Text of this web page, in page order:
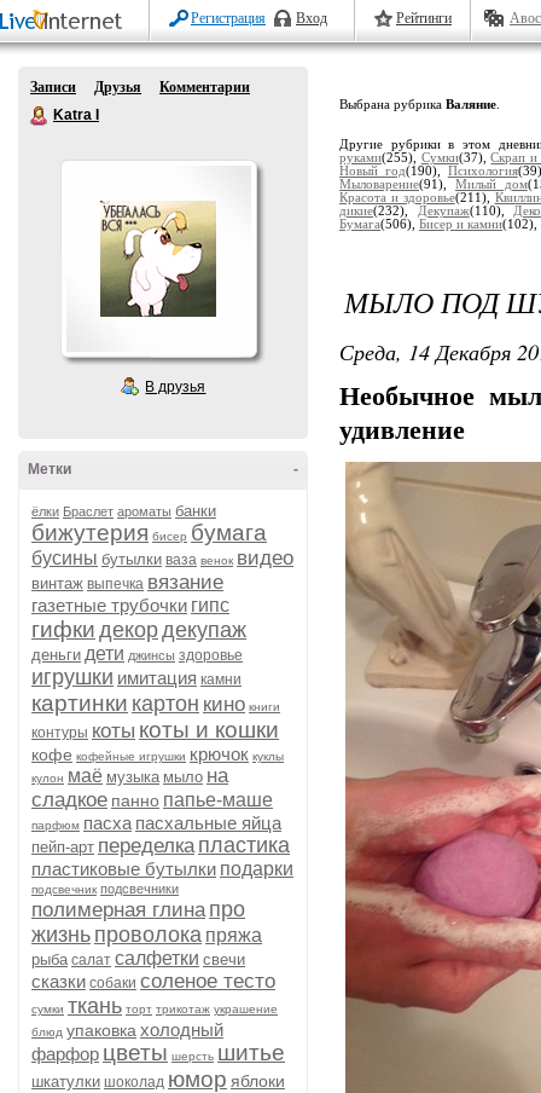
Регистрация Вход Рейтинги
Записи Друзья
Комментарии
Katra I
В друзья
-
Метки
ёлки Браслет ароматы банки
бижутерия бисер бумага
бусины бутылки ваза венок видео
винтаж выпечка вязание
газетные трубочки гипс
гифки декордекупаж
деньги дети джинсы здоровье
игрушки имитация камни
картинки картон кино книги
контуры коты коты и кошки
кофе кофейные игрушки крючок куклы
кулон маё музыка мыло на
сладкое панно папье-маше
парфюм пасха пасхальные яйца
пейп-арт переделка пластика
пластиковые бутылки подарки
подсвечник подсвечники
полимерная глина про
жизнь проволока пряжа
рыба салат салфетки свечи
сказки собаки соленое тесто
сумки ткань торт трикотаж украшение
блюд упаковка холодный
фарфор цветы шерсть шитье
шкатулки шоколад юмор яблоки
Выбрана рубрика Валяние
Другие рубрики в этом
руками(255), Сумки(37),Скрап и
Новый год(190), Психология
Мыловарение(91), Милый дом
Красота и здоровье(211),
дикие(232), Декупаж(110),
Бумага(506), Бисер и камни(102),
МЫЛО ПОД
Среда, 14 Декабря
Необычное
удивление